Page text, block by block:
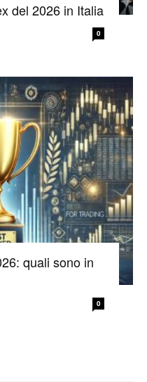
del 2026 in Italia
0
quali sono in
0